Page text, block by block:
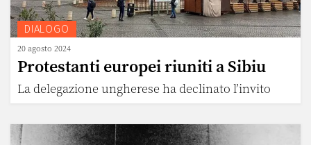
DIALOGO
20 agosto 2024
Protestanti europei riuniti a Sibiu
La delegazione ungherese ha declinato l’invito